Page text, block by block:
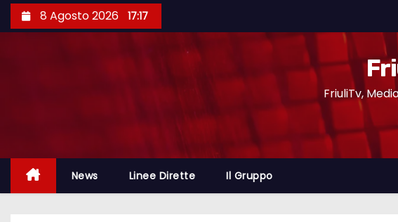
8 Agosto 2026 17:17
FriuliTv,
News Linee Dirette Il Gruppo